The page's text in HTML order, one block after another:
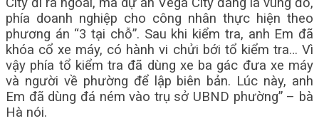
phía doanh nghiệp cho công nhân thực hiện theo
phương án “3 tại chỗ”. Sau khi kiểm tra, anh Em đã
khóa cổ xe máy, có hành vi chửi bới tổ kiểm tra… Vì
vậy phía tổ kiểm tra đã dùng xe ba gác đưa xe máy
và người về phường để lập biên bản. Lúc này, anh
Em đã dùng đá ném vào trụ sở UBND phường” – bà
Hà nói.